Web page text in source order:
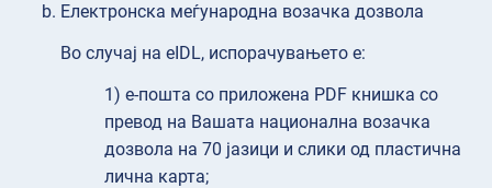
Електронска меѓународна возачка дозвола
Во случај на eIDL, испорачувањето е:
1) е-пошта со приложена PDF книшка со
превод на Вашата национална возачка
дозвола на 70 јазици и слики од пластична
лична карта;